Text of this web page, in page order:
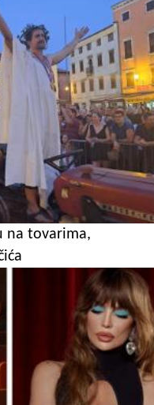
na tovarima,